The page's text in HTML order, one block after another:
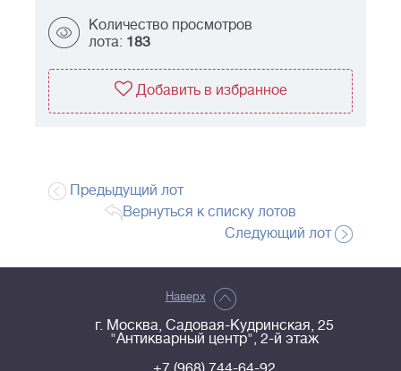
Количество просмотров
лота: 183
Добавить в избранное
Предыдущий лот
Вернуться к списку лотов
Следующий лот
Наверх
г. Москва, Садовая-Кудринская, 25
"Антикварный центр", 2-й этаж